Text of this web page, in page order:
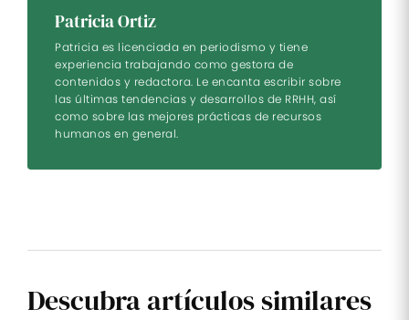
Patricia Ortiz
Patricia es licenciada en periodismo y tiene
experiencia trabajando como gestora de
contenidos y redactora. Le encanta escribir sobre
las últimas tendencias y desarrollos de RRHH, así
como sobre las mejores prácticas de recursos
humanos en general.
Descubra artículos similares